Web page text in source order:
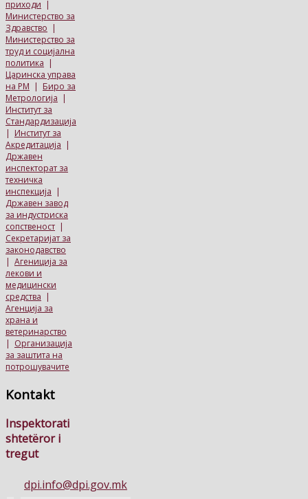
приходи |
Министерство за
Здравство |
Министерство за
труд и социјална
политика |
Царинска управа
на РМ | Биро за
Метрологија |
Институт за
Стандардизација
| Институт за
Акредитација |
Државен
инспекторат за
техничка
инспекција |
Државен завод
за индустриска
сопственост |
Секретаријат за
законодавство
| Агениција за
лекови и
медицински
средства |
Агенција за
храна и
ветеринарство
| Организација
за заштита на
потрошувачите
Kontakt
Inspektorati
shtetëror i
tregut
dpi.info@dpi.gov.mk